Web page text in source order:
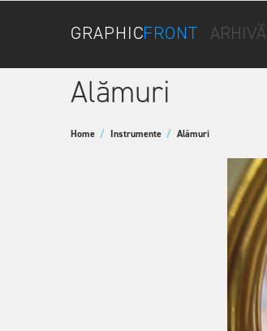
GRAPHICFRONT ARHIVĂ
Alămuri
Home / Instrumente / Alămuri